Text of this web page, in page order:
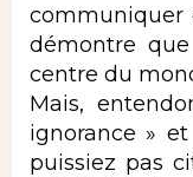
communiquer
démontre
centre du
Mais,
ignorance »
puissiez pas